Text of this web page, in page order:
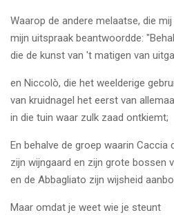
Waarop de andere melaatse, die
mijn uitspraak beantwoordde:
die de kunst van 't matigen van
en Niccolò, die het weelderige
van kruidnagel het eerst van
in die tuin waar zulk zaad ontkiemt;
En behalve de groep waarin Caccia
zijn wijngaard en zijn grote bossen
en de Abbagliato zijn wijsheid
Maar omdat je weet wie je steunt